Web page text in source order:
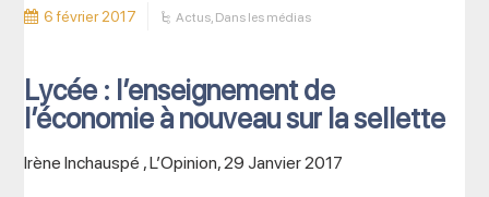
6 février 2017 Actus, Dans les médias
Lycée : l’enseignement de
l’économie à nouveau sur la sellette
Irène Inchauspé , L’Opinion, 29 Janvier 2017